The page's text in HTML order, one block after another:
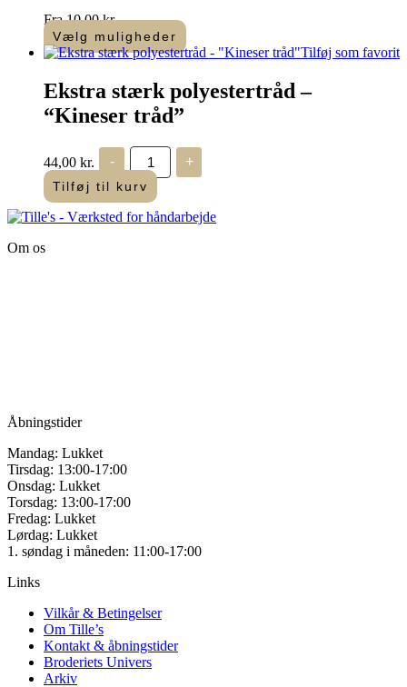
Mulighederne
kan
vælges
varesiden
Fra10,00kr.
Vælg muligheder
Dette
har
flere
varianter.
vælges
på
varesiden
Tilføj som favorit
Ekstra stærk polyestertråd –
“Kineser tråd”
44,00 kr. -
Ekstra
stærk
polyestertråd
-
"Kineser
tråd"
+
Tilføj til kurv
Om os
Åbningstider
Mandag: Lukket
Tirsdag: 13:00-17:00
Onsdag: Lukket
Torsdag: 13:00-17:00
Fredag: Lukket
Lørdag: Lukket
1. søndag i måneden: 11:00-17:00
Links
Vilkår & Betingelser
Om Tille’s
Kontakt & åbningstider
Broderiets Univers
Arkiv